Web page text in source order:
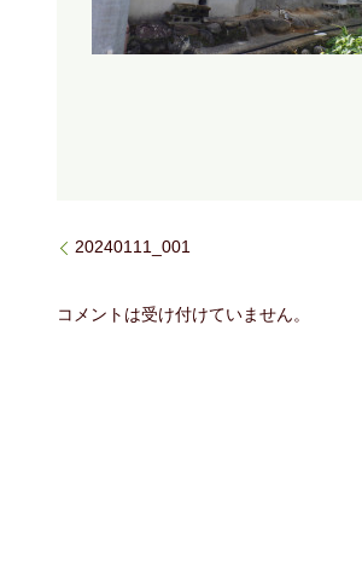
20240111_001
コメントは受け付けていません。